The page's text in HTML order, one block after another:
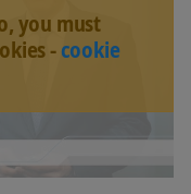
you must
-cookie